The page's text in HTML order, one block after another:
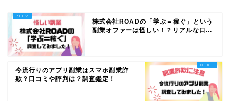
株式会社ROADの「学ぶ＝稼ぐ」という
副業オファーは怪しい！？リアルな口...
今流行りのアプリ副業はスマホ副業詐
欺？口コミや評判は？調査鑑定！